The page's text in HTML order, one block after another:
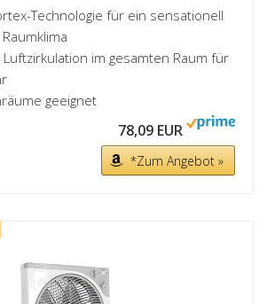
Technologie für ein sensationell
Luftzirkulation im gesamten Raum für
geeignet
78,09 EUR
*Zum Angebot »